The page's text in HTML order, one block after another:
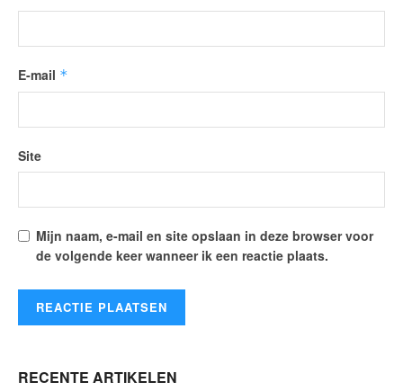
E-mail *
Site
Mijn naam, e-mail en site opslaan in deze browser voor
de volgende keer wanneer ik een reactie plaats.
RECENTE ARTIKELEN